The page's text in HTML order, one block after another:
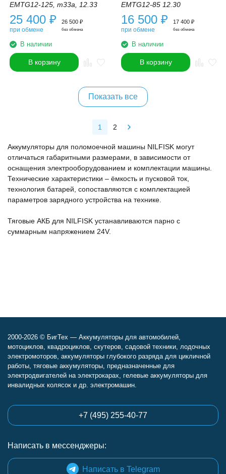
EMTG12-125, m33a, 12.33
25 400 ₽
при обмене
26 500 ₽
без обмена
В наличии
В корзину
EMTG12-85 12.30
16 500 ₽
при обмене
17 400 ₽
без обмена
В наличии
В корзину
Показать все
1 2
Аккумуляторы для поломоечной машины NILFISK могут
отличаться габаритными размерами, в зависимости от
оснащения электрооборудованием и комплектации машины.
Технические характеристики – ёмкость и пусковой ток,
технология батарей, сопоставляются с комплектацией
параметров зарядного устройства на технике.
Тяговые АКБ для NILFISK устанавливаются парно с
суммарным напряжением 24V.
2000-2026 © БигТех — Аккумуляторы для автомобилей,
мотоциклов, квадроциклов, скутеров, садовой техники, лодочных
электромоторов, аккумуляторы глубокого разряда для цикличной
работы, тяговые аккумуляторы, предназначенные для
электродвигателей на электрокарах, гелевые аккумуляторы для
инвалидных колясок и др. электромашин.
+7 (495) 255-40-77
Написать в мессенджеры:
Написать в Telegram